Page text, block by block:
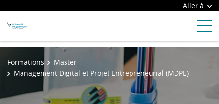
Aller à
Formations
Master
Management Digital et Projet Entrepreneurial (MDPE)